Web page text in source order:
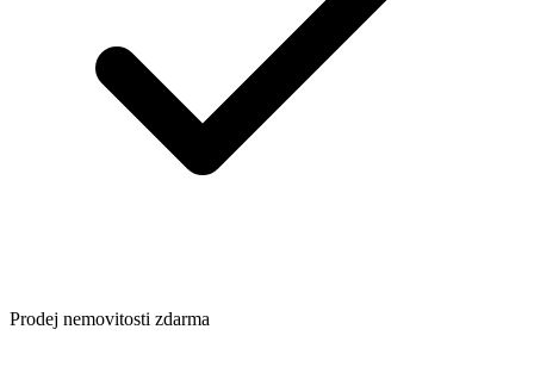
Prodej nemovitosti zdarma